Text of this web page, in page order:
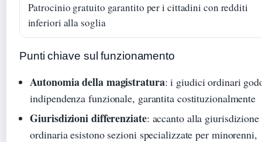
Patrocinio gratuito garantito per i cittadini con redditi
inferiori alla soglia
Punti chiave sul funzionamento
Autonomia della magistratura: i giudici ordinari
indipendenza funzionale, garantita costituzionalmente
Giurisdizioni differenziate: accanto alla giurisdizione
ordinaria esistono sezioni specializzate per minorenni,